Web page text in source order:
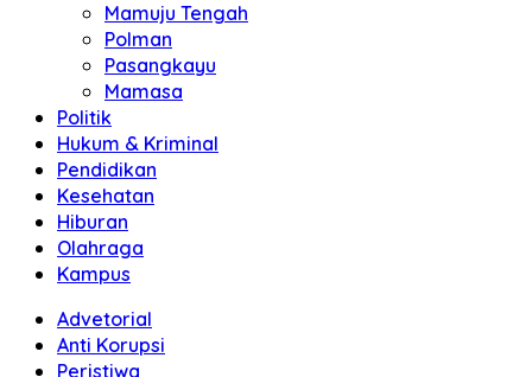
Mamuju Tengah
Polman
Pasangkayu
Mamasa
Politik
Hukum & Kriminal
Pendidikan
Kesehatan
Hiburan
Olahraga
Kampus
Advetorial
Anti Korupsi
Peristiwa